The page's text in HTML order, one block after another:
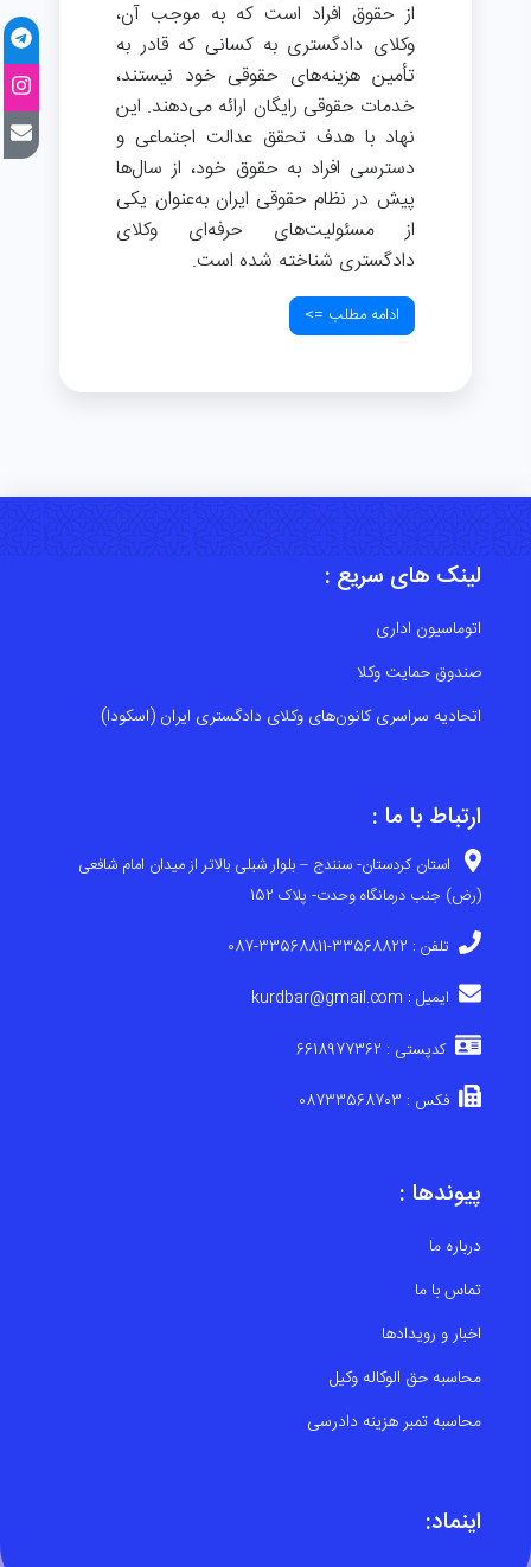
از حقوق افراد است که به موجب آن،
وکلای دادگستری به کسانی که قادر به
تأمین هزینه‌های حقوقی خود نیستند،
خدمات حقوقی رایگان ارائه می‌دهند. این
نهاد با هدف تحقق عدالت اجتماعی و
دسترسی افراد به حقوق خود، از سال‌ها
پیش در نظام حقوقی ایران به‌عنوان یکی
از مسئولیت‌های حرفه‌ای وکلای
دادگستری شناخته شده است.
ادامه مطلب =>
لینک های سریع :
اتوماسیون اداری
صندوق حمایت وکلا
اتحادیه سراسری کانون‌های وکلای دادگستری ایران (اسکودا)
پیوندها :
درباره ما
تماس با ما
اخبار و رویدادها
محاسبه حق الوکاله وکیل
محاسبه تمبر هزینه دادرسی
ارتباط با ما :
استان کردستان- سنندج – بلوار شبلی بالاتر از میدان امام شافعی
(رض) جنب درمانگاه وحدت- پلاک 152
تلفن : 33568822-33568811-087
ایمیل : kurdbar@gmail.com
کدپستی : 6618977362
فکس : 08733568703
اینماد: